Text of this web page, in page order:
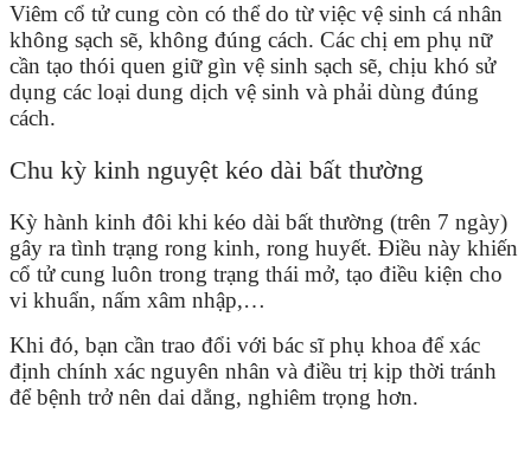
Viêm cổ tử cung còn có thể do từ việc vệ sinh cá nhân
không sạch sẽ, không đúng cách. Các chị em phụ nữ
cần tạo thói quen giữ gìn vệ sinh sạch sẽ, chịu khó sử
dụng các loại dung dịch vệ sinh và phải dùng đúng
cách.
Chu kỳ kinh nguyệt kéo dài bất thường
Kỳ hành kinh đôi khi kéo dài bất thường (trên 7 ngày)
gây ra tình trạng rong kinh, rong huyết. Điều này khiến
cổ tử cung luôn trong trạng thái mở, tạo điều kiện cho
vi khuẩn, nấm xâm nhập,…
Khi đó, bạn cần trao đổi với bác sĩ phụ khoa để xác
định chính xác nguyên nhân và điều trị kịp thời tránh
để bệnh trở nên dai dẳng, nghiêm trọng hơn.